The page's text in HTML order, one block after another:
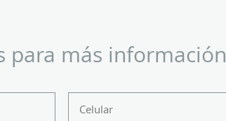
para más información